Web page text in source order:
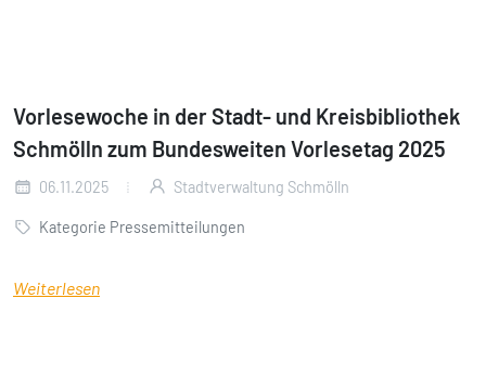
Vorlesewoche in der Stadt- und Kreisbibliothek
Schmölln zum Bundesweiten Vorlesetag 2025
06.11.2025 Stadtverwaltung Schmölln
Kategorie Pressemitteilungen
Weiterlesen